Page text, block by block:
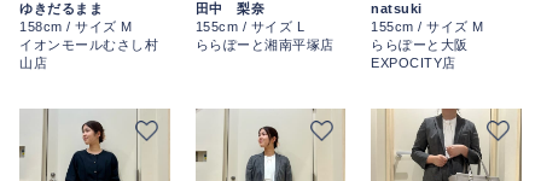
ゆきだるまま
158cm / サイズ M
イオンモールむさし村
山店
田中 梨奈
155cm / サイズ L
ららぽーと湘南平塚店
natsuki
155cm / サイズ M
ららぽーと大阪
EXPOCITY店